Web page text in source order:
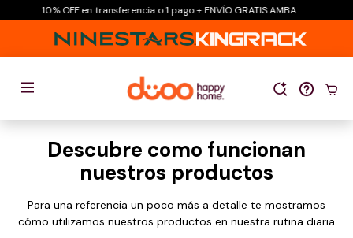
10% OFF en transferencia o 1 pago + ENVÍO GRATIS AMBA
Descubre como funcionan
nuestros productos
Para una referencia un poco más a detalle te mostramos
cómo utilizamos nuestros productos en nuestra rutina diaria